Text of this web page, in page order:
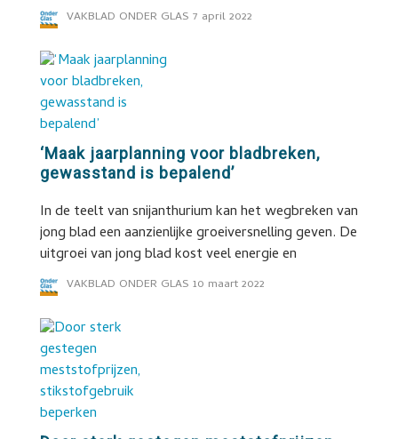
VAKBLAD ONDER GLAS 7 april 2022
‘Maak jaarplanning voor bladbreken,
gewasstand is bepalend’
In de teelt van snijanthurium kan het wegbreken van
jong blad een aanzienlijke groeiversnelling geven. De
uitgroei van jong blad kost veel energie en
VAKBLAD ONDER GLAS 10 maart 2022